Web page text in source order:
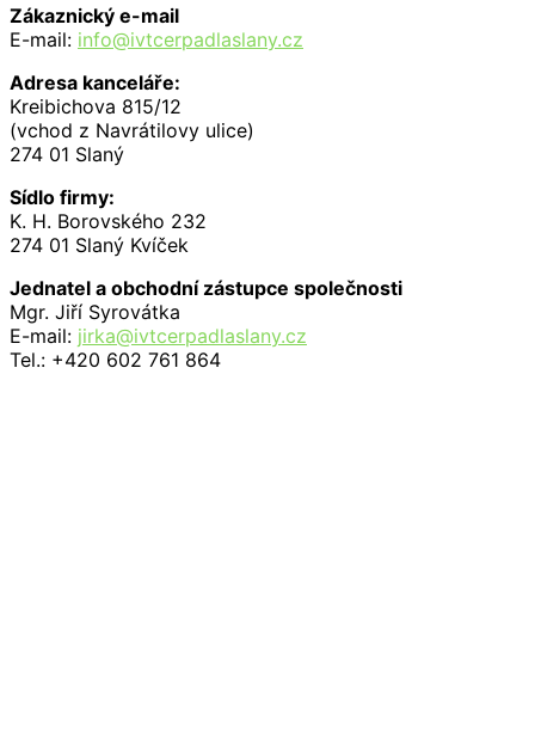
Zákaznický e-mail
E-mail: info@ivtcerpadlaslany.cz
Adresa kanceláře:
Kreibichova 815/12
(vchod z Navrátilovy ulice)
274 01 Slaný
Sídlo firmy:
K. H. Borovského 232
274 01 Slaný Kvíček
Jednatel a obchodní zástupce společnosti
Mgr. Jiří Syrovátka
E-mail: jirka@ivtcerpadlaslany.cz
Tel.: +420 602 761 864